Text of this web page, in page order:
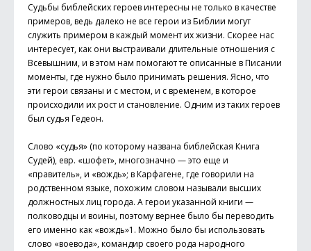
Судьбы библейских героев интересны не только в качестве
примеров, ведь далеко не все герои из Библии могут
служить примером в каждый момент их жизни. Скорее нас
интересует, как они выстраивали длительные отношения с
Всевышним, и в этом нам помогают те описанные в Писании
моменты, где нужно было принимать решения. Ясно, что
эти герои связаны и с местом, и с временем, в которое
происходили их рост и становление. Одним из таких героев
был судья Гедеон.
Слово «судья» (по которому названа библейская Книга
Судей), евр. «шофет», многозначно — это еще и
«правитель», и «вождь»; в Карфагене, где говорили на
родственном языке, похожим словом называли высших
должностных лиц города. А герои указанной книги —
полководцы и воины, поэтому вернее было бы переводить
его именно как «вождь»1. Можно было бы использовать
слово «воевода», командир своего рода народного